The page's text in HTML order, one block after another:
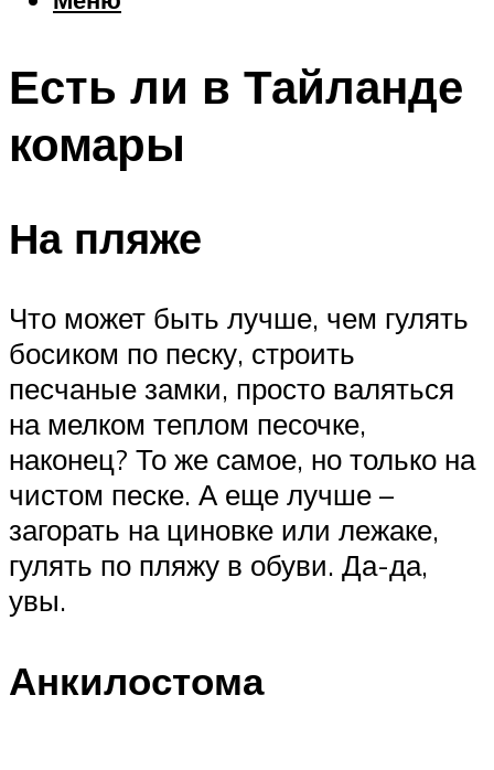
Шоппинг
Есть ли в Тайланде
комары
На пляже
Что может быть лучше, чем гулять
босиком по песку, строить
песчаные замки, просто валяться
на мелком теплом песочке,
наконец? То же самое, но только на
чистом песке. А еще лучше –
загорать на циновке или лежаке,
гулять по пляжу в обуви. Да-да,
увы.
Анкилостома